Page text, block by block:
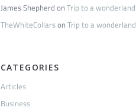
James ShepherdonTrip to a wonderland
TheWhiteCollarsonTrip to a wonderland
CATEGORIES
Articles
Business